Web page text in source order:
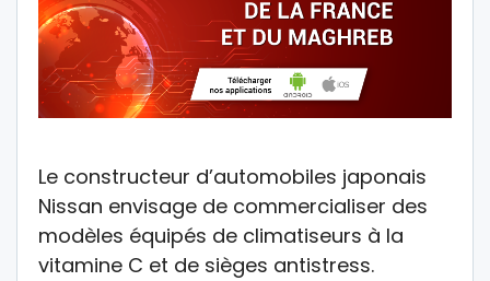
Le constructeur d’automobiles japonais
Nissan envisage de commercialiser des
modèles équipés de climatiseurs à la
vitamine C et de sièges antistress.